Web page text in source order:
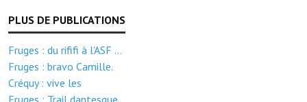
Actions et projets
Projets et travaux en cours
Procès verbaux des conseils municipaux
Fruges : du rififi à l'ASF ...
Fruges : bravo Camille.
Créquy : vive les
Fruges : Trail dantesque.